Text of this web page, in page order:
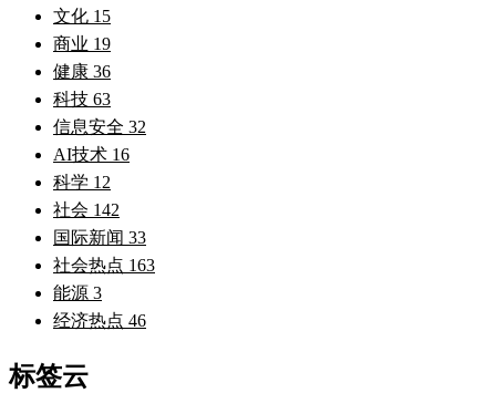
文化 15
商业 19
健康 36
科技 63
信息安全 32
AI技术 16
科学 12
社会 142
国际新闻 33
社会热点 163
能源 3
经济热点 46
标签云